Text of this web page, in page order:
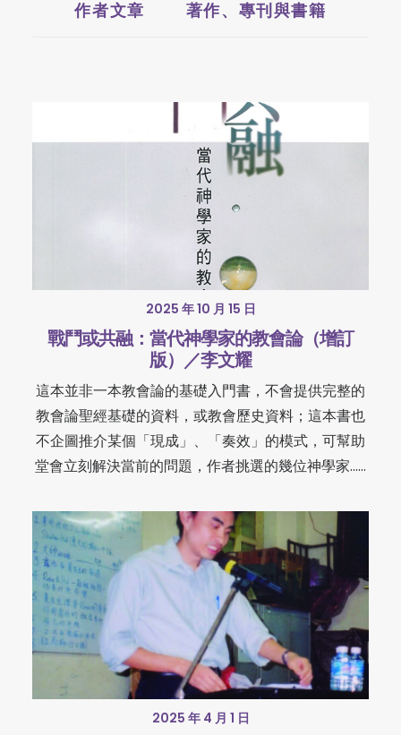
作者文章 著作、專刊與書籍
2025 年 10 月 15 日
戰鬥或共融：當代神學家的教會論（增訂
版）／李文耀
這本並非一本教會論的基礎入門書，不會提供完整的
教會論聖經基礎的資料，或教會歷史資料；這本書也
不企圖推介某個「現成」、「奏效」的模式，可幫助
堂會立刻解決當前的問題，作者挑選的幾位神學家……
2025 年 4 月 1 日